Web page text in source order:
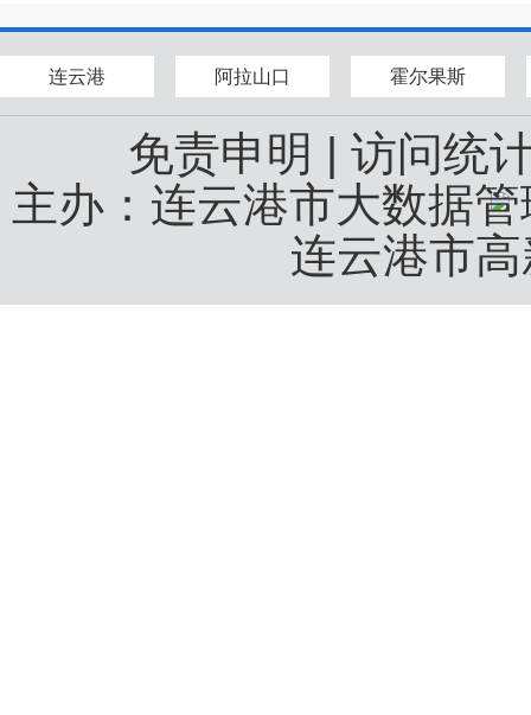
连云港 阿拉山口 霍尔果斯
免责申明 | 访问统
主办：连云港市大数据
连云港市